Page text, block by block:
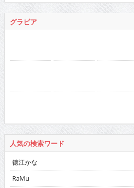
グラビア
人気の検索ワード
徳江かな
RaMu